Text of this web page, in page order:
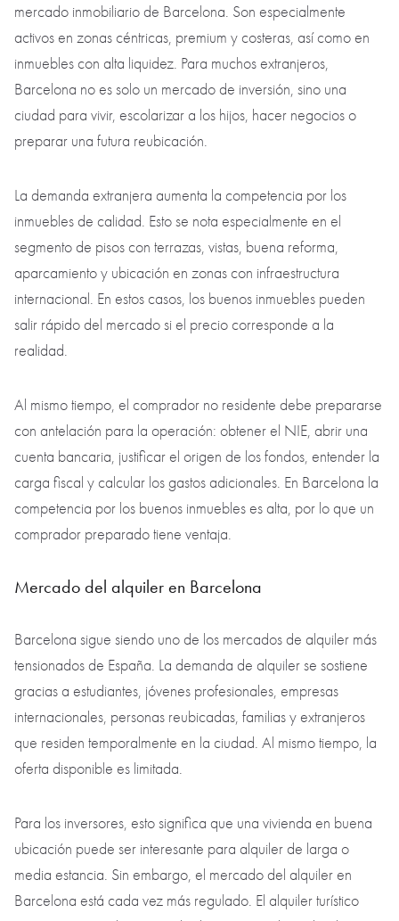
mercado inmobiliario de Barcelona. Son especialmente
activos en zonas céntricas, premium y costeras, así como en
inmuebles con alta liquidez. Para muchos extranjeros,
Barcelona no es solo un mercado de inversión, sino una
ciudad para vivir, escolarizar a los hijos, hacer negocios o
preparar una futura reubicación.
La demanda extranjera aumenta la competencia por los
inmuebles de calidad. Esto se nota especialmente en el
segmento de pisos con terrazas, vistas, buena reforma,
aparcamiento y ubicación en zonas con infraestructura
internacional. En estos casos, los buenos inmuebles pueden
salir rápido del mercado si el precio corresponde a la
realidad.
Al mismo tiempo, el comprador no residente debe prepararse
con antelación para la operación: obtener el NIE, abrir una
cuenta bancaria, justificar el origen de los fondos, entender la
carga fiscal y calcular los gastos adicionales. En Barcelona la
competencia por los buenos inmuebles es alta, por lo que un
comprador preparado tiene ventaja.
Mercado del alquiler en Barcelona
Barcelona sigue siendo uno de los mercados de alquiler más
tensionados de España. La demanda de alquiler se sostiene
gracias a estudiantes, jóvenes profesionales, empresas
internacionales, personas reubicadas, familias y extranjeros
que residen temporalmente en la ciudad. Al mismo tiempo, la
oferta disponible es limitada.
Para los inversores, esto significa que una vivienda en buena
ubicación puede ser interesante para alquiler de larga o
media estancia. Sin embargo, el mercado del alquiler en
Barcelona está cada vez más regulado. El alquiler turístico